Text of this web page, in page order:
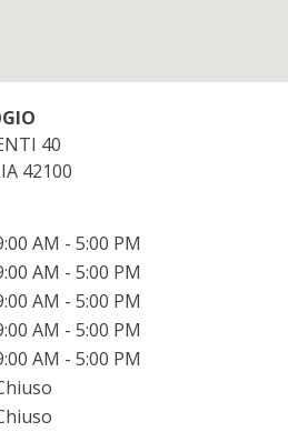
40
42100
AM - 5:00 PM
AM - 5:00 PM
AM - 5:00 PM
AM - 5:00 PM
AM - 5:00 PM